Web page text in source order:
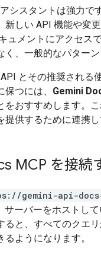
シスタントは強力で
新しい API 機能や変
ュメントにアクセス
く、一般的なパター
とその推奨される
保つには、 Gemini
をおすすめします。
提供するために連携
MCP を接続
gemini-api-
サーバーをホストし
ると、すべてのクエ
ようになります。